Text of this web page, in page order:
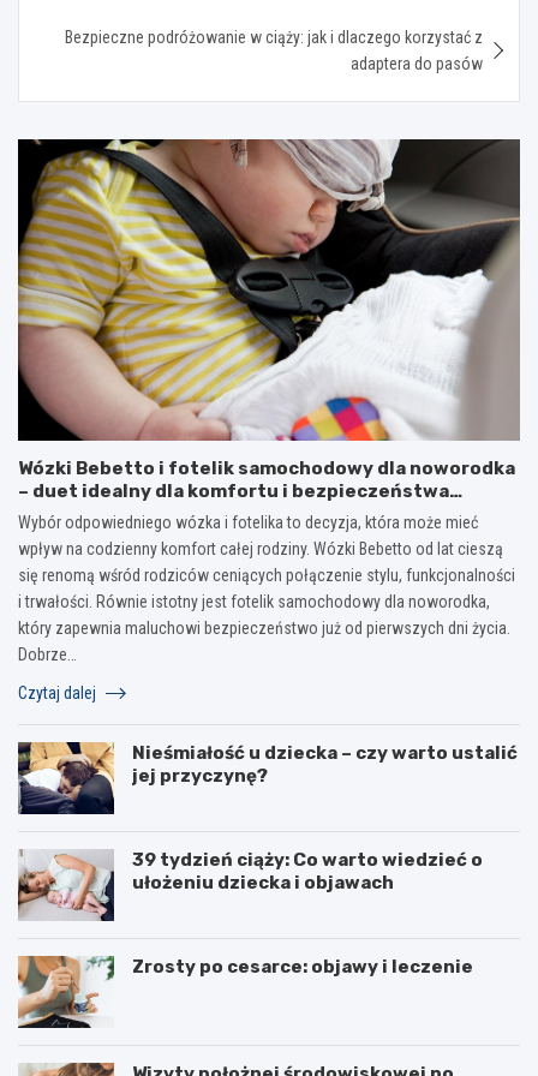
Bezpieczne podróżowanie w ciąży: jak i dlaczego korzystać z
adaptera do pasów
Wózki Bebetto i fotelik samochodowy dla noworodka
– duet idealny dla komfortu i bezpieczeństwa
dziecka
Wybór odpowiedniego wózka i fotelika to decyzja, która może mieć
wpływ na codzienny komfort całej rodziny. Wózki Bebetto od lat cieszą
się renomą wśród rodziców ceniących połączenie stylu, funkcjonalności
i trwałości. Równie istotny jest fotelik samochodowy dla noworodka,
który zapewnia maluchowi bezpieczeństwo już od pierwszych dni życia.
Dobrze…
Czytaj dalej
Nieśmiałość u dziecka – czy warto ustalić
jej przyczynę?
39 tydzień ciąży: Co warto wiedzieć o
ułożeniu dziecka i objawach
Zrosty po cesarce: objawy i leczenie